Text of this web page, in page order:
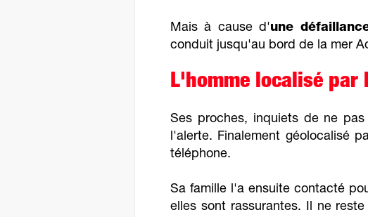
Mais à cause d'une
conduit jusqu'au bord de la mer
L'homme localisé par
Ses proches, inquiets de ne
l'alerte. Finalement géolocalisé
téléphone.
Sa famille l'a ensuite contacté
elles sont rassurantes. Il ne